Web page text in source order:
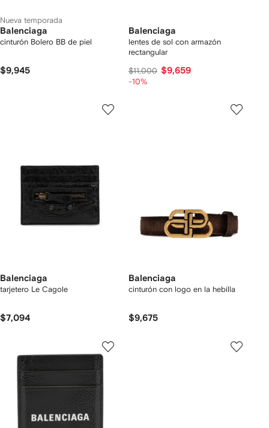
Nueva temporada
Balenciaga
cinturón Bolero BB de piel
$9,945
Balenciaga
lentes de sol con armazón
rectangular
$11,000 $9,659
-10%
Balenciaga
tarjetero Le Cagole
$7,094
Balenciaga
cinturón con logo en la hebilla
$9,675